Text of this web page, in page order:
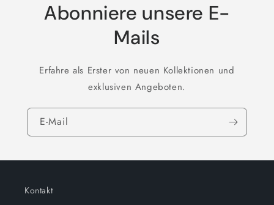
Abonniere unsere E-
Mails
Erfahre als Erster von neuen Kollektionen und
exklusiven Angeboten.
E-Mail
Kontakt